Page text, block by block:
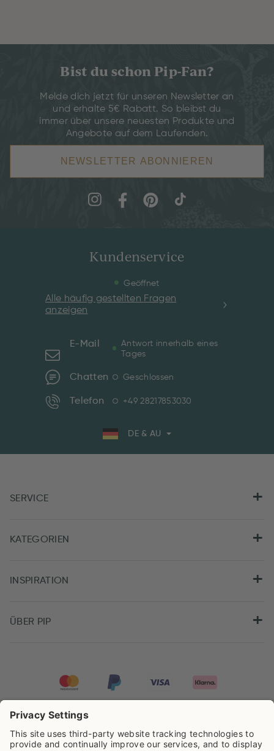
Bist du schon Pip-Fan?
Melde dich jetzt für unseren Newsletter an
und erhalte 5€ Rabatt. So bleibst du
immer über unsere neuesten Produkte und
Angebote auf dem Laufenden.
NEWSLETTER ABONNIEREN
Kundenservice
Geöffnet
Alle häufig gestellten Fragen
anzeigen
E-Mail
Antwort innerhalb eines
Tages
Chatten Geschlossen
Telefon +49 28217853030
DE & AU
SERVICE
KATEGORIEN
INSPIRATION
ÜBER PIP